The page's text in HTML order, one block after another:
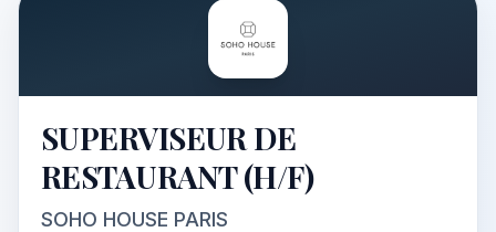
SUPERVISEUR DE
RESTAURANT (H/F)
SOHO HOUSE PARIS